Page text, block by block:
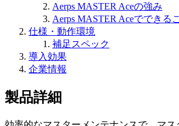
Aerps MASTER Aceの強み
Aerps MASTER Aceでできる
仕様・動作環境
補足スペック
導入効果
企業情報
製品詳細